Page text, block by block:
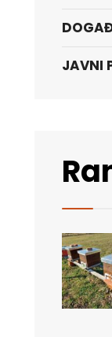
JAVNI